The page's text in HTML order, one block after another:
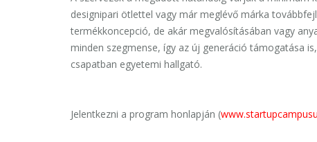
designipari ötlettel vagy már meglévő márka
termékkoncepció, de akár megvalósításában vagy
minden szegmense, így az új generáció támogatása
csapatban egyetemi hallgató.
Jelentkezni a program honlapján (